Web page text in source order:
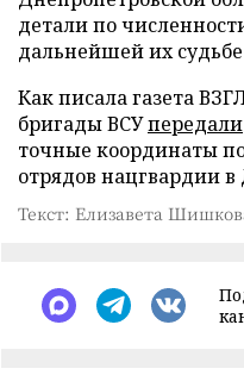
детали по
дальнейшей их
Как писала газета
бригады ВСУпередали
точные координаты
отрядов нацгвардии
Текст: Елизавета